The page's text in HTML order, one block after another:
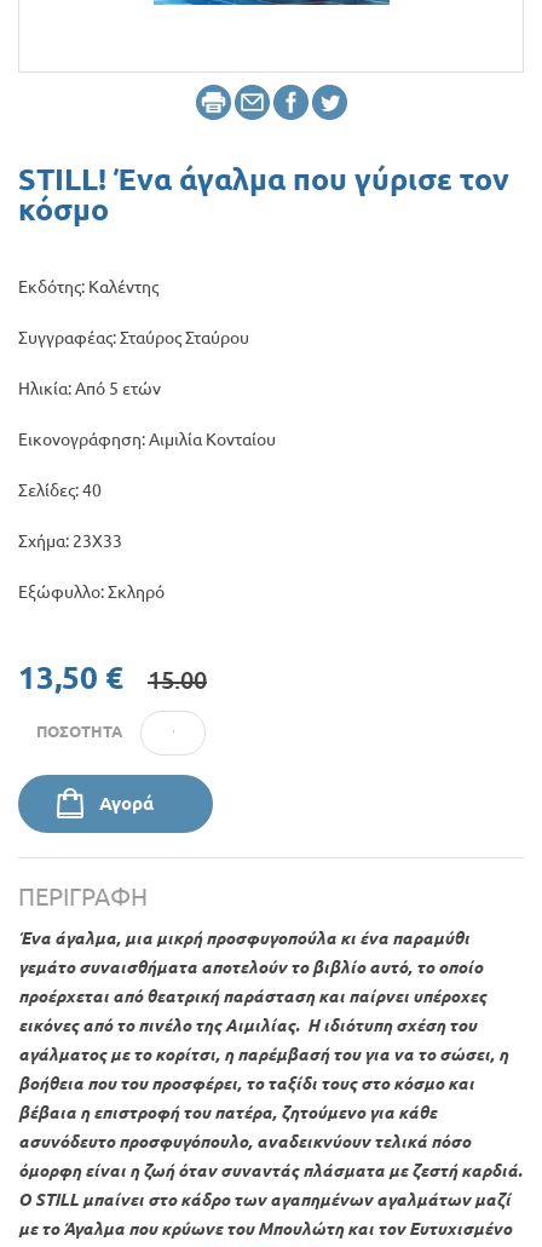
STILL! Ένα άγαλμα που γύρισε τον
κόσμο
Εκδότης: Καλέντης
Συγγραφέας: Σταύρος Σταύρου
Ηλικία: Από 5 ετών
Εικονογράφηση: Αιμιλία Κονταίου
Σελίδες: 40
Σχήμα: 23Χ33
Εξώφυλλο: Σκληρό
13,50 € 15.00
ΠΟΣΌΤΗΤΑ
Αγορά
ΠΕΡΙΓΡΑΦΉ
Ένα άγαλμα, μια μικρή προσφυγοπούλα κι ένα παραμύθι
γεμάτο συναισθήματα αποτελούν το βιβλίο αυτό, το οποίο
προέρχεται από θεατρική παράσταση και παίρνει υπέροχες
εικόνες από το πινέλο της Αιμιλίας. Η ιδιότυπη σχέση του
αγάλματος με το κορίτσι, η παρέμβασή του για να το σώσει, η
βοήθεια που του προσφέρει, το ταξίδι τους στο κόσμο και
βέβαια η επιστροφή του πατέρα, ζητούμενο για κάθε
ασυνόδευτο προσφυγόπουλο, αναδεικνύουν τελικά πόσο
όμορφη είναι η ζωή όταν συναντάς πλάσματα με ζεστή καρδιά.
Ο STILL μπαίνει στο κάδρο των αγαπημένων αγαλμάτων μαζί
με το Άγαλμα που κρύωνε του Μπουλώτη και τον Ευτυχισμένο